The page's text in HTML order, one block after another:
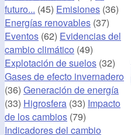
futuro... (45) Emisiones (36)
Energías renovables (37)
Eventos (62) Evidencias del
cambio climático (49)
Explotación de suelos (32)
Gases de efecto invernadero
(36) Generación de energía
(33) Higrosfera (33) Impacto
de los cambios (79)
Indicadores del cambio